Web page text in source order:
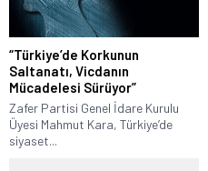
“Türkiye’de Korkunun
Saltanatı, Vicdanın
Mücadelesi Sürüyor”
Zafer Partisi Genel İdare Kurulu
Üyesi Mahmut Kara, Türkiye’de
siyaset...